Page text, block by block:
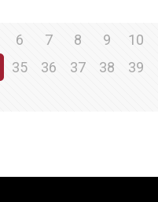
6 7 8 9 10
35 36 37 38 39